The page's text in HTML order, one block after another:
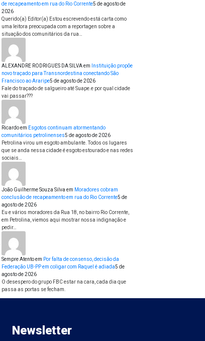
de recapeamento em rua do Rio Corrente5 de agosto de
2026
Querido(a) Editor(a) Estou escrevendo está carta como
uma leitora preocupada com a reportagen sobre a
situação dos comunitários da rua…
ALEXANDRE RODRIGUES DA SILVAem
Instituição propõe
novo traçado para Transnordestina conectando São
Francisco ao Araripe5 de agosto de 2026
Fale do traçado de salgueiro até Suape.e por qual cidade
vai passar???
Ricardoem Esgotos continuam atormentando
comunitários petrolinenses5 de agosto de 2026
Petrolina virou um esgoto ambulante. Todos os lugares
que se anda nessa cidade é esgoto estourado e nas redes
sociais…
João Guilherme Souza Silva em Moradores cobram
conclusão de recapeamento em rua do Rio Corrente5 de
agosto de 2026
Eu e vários moradores da Rua 18, no bairro Rio Corrente,
em Petrolina, viemos aqui mostrar nossa indignação e
pedir…
Sempre Atentoem Por falta de consenso, decisão da
Federação UB-PP em coligar com Raquel é adiada5 de
agosto de 2026
O desespero do grupo FBC estar na cara, cada dia que
passa as portas se fecham.
Newsletter